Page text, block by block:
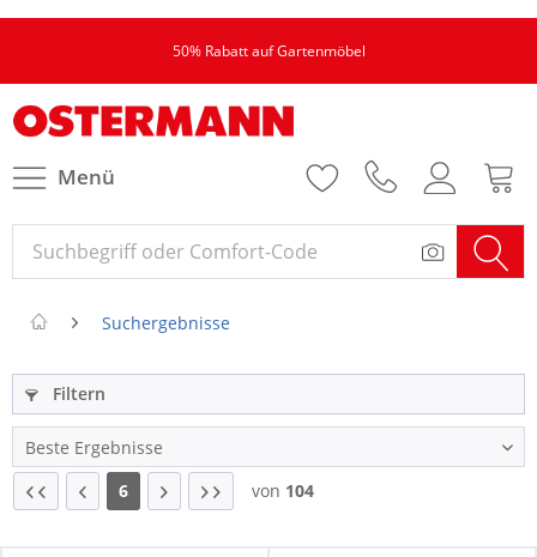
50% Rabatt auf Gartenmöbel
Menü
Suchergebnisse
Filtern
6 von 104